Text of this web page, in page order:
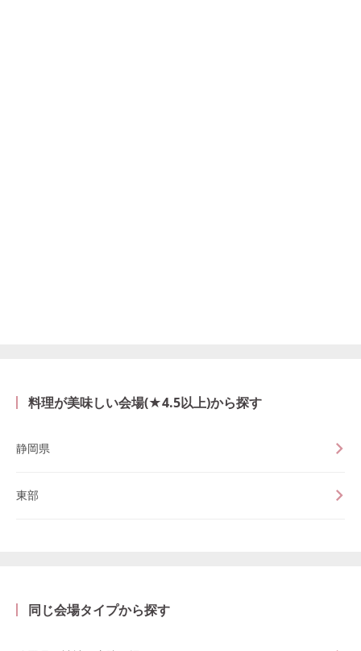
料理が美味しい会場(★4.5以上)から探す
静岡県
東部
同じ会場タイプから探す